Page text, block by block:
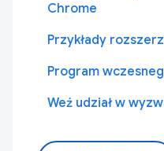
Chrome
Przykłady
Program
Weź udział w